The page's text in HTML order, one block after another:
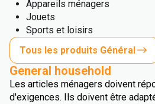
Appareils ménagers
Jouets
Sports et loisirs
Tous les produits Général
General household
Les articles ménagers doivent
d'exigences. Ils doivent être